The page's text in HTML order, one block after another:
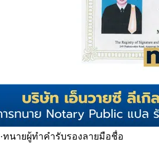
·ทนายผู้ทำคำรับรองลายมือชื่อ